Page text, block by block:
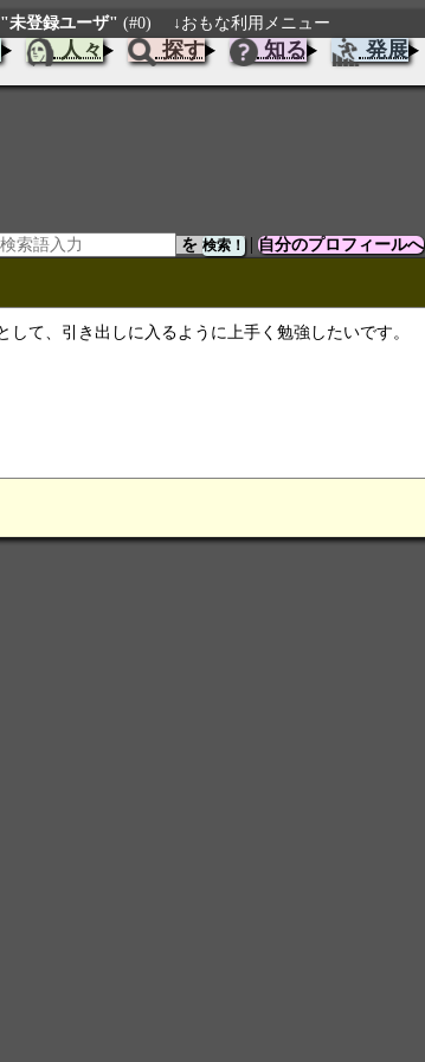
"未登録ユーザ" (#0) ↓おもな利用メニュー
人々 探す 知る 発展
を | 自分のプロフィールへ
て、引き出しに入るように上手く勉強したいです。